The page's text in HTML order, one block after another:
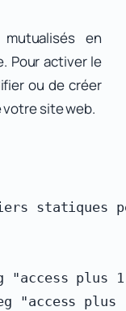
en
Pour activer le
ou de créer
votre site web.
statiques
"access plus
"access plus